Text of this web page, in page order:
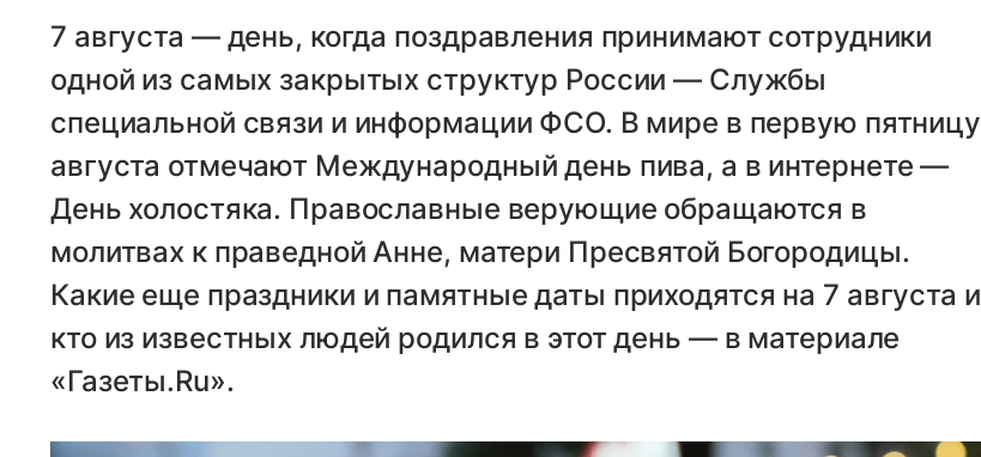
7 августа — день, когда поздравления принимают сотрудники
одной из самых закрытых структур России — Службы
специальной связи и информации ФСО. В мире в первую пятницу
августа отмечают Международный день пива, а в интернете —
День холостяка. Православные верующие обращаются в
молитвах к праведной Анне, матери Пресвятой Богородицы.
Какие еще праздники и памятные даты приходятся на 7 августа и
кто из известных людей родился в этот день — в материале
«Газеты.Ru».